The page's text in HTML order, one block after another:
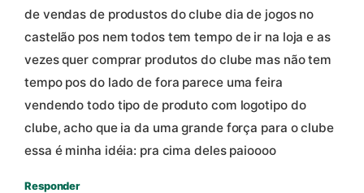
de vendas de produstos do clube dia de jogos no
castelão pos nem todos tem tempo de ir na loja e as
vezes quer comprar produtos do clube mas não tem
tempo pos do lado de fora parece uma feira
vendendo todo tipo de produto com logotipo do
clube, acho que ia da uma grande força para o clube
essa é minha idéia: pra cima deles paioooo
Responder